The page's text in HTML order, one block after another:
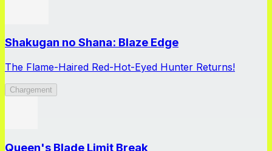
Shakugan no Shana: Blaze Edge
The Flame-Haired Red-Hot-Eyed Hunter Returns!
Chargement
Queen's Blade Limit Break